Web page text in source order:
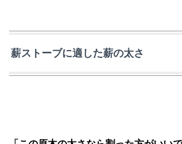
薪ストーブに適した薪の太さ